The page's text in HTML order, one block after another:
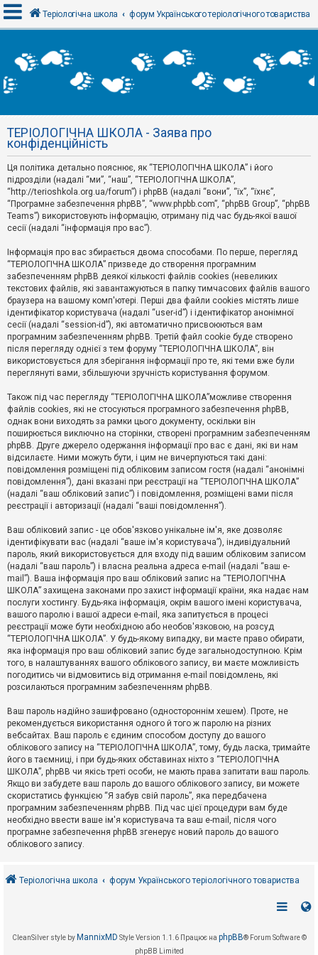
х
і
Р
е
с
т
р
а
ц
і
я
Т
е
м
и
б
е
з
в
і
д
о
і
д
е
й
А
т
и
в
е
м
и
П
о
ш
у
Д
о
м
о
г
Теріологічна школа форум Українського теріологічного товариства
ТЕРІОЛОГІЧНА ШКОЛА - Заява про
конфіденційність
Ця політика детально пояснює, як “ТЕРІОЛОГІЧНА ШКОЛА” і його
підрозділи (надалі “ми”, “наш”, “ТЕРІОЛОГІЧНА ШКОЛА”,
“http://terioshkola.org.ua/forum”) і phpBB (надалі “вони”, “їх”, “їхнє”,
“Програмне забезпечення phpBB”, “www.phpbb.com”, “phpBB Group”, “phpBB
Teams”) використовують інформацію, отриману під час будь-якої вашої
сесії (надалі “інформація про вас”).
Інформація про вас збирається двома способами. По перше, перегляд
“ТЕРІОЛОГІЧНА ШКОЛА” призведе до створення програмним
забезпеченням phpBB деякої кількості файлів cookies (невеликих
текстових файлів, які завантажуються в папку тимчасових файлів вашого
браузера на вашому комп'ютері. Перші два файли cookies містять лише
ідентифікатор користувача (надалі “user-id”) і ідентифікатор анонімної
сесії (надалі “session-id”), які автоматично присвоюються вам
програмним забезпеченням phpBB. Третій файл cookie буде створено
після перегляду однієї з тем форуму “ТЕРІОЛОГІЧНА ШКОЛА”, він
використовується для зберігання інформації про те, які теми вже були
переглянуті вами, збільшуючи зручність користування форумом.
Також під час перегляду “ТЕРІОЛОГІЧНА ШКОЛА”можливе створення
файлів cookies, які не стосуються програмного забезпечення phpBB,
однак вони виходять за рамки цього документу, оскільки він
поширюється виключно на сторінки, створені програмним забезпеченням
phpBB. Друге джерело одержання інформації про вас є дані, які ви нам
відсилаєте. Ними можуть бути, і цим не вичерпуються такі дані:
повідомлення розміщені під обліковим записом гостя (надалі “анонімні
повідомлення”), дані вказані при реєстрації на “ТЕРІОЛОГІЧНА ШКОЛА”
(надалі “ваш обліковий запис”) і повідомлення, розміщені вами після
реєстрації і авторизації (надалі “ваші повідомлення”).
Ваш обліковий запис - це обов'язково унікальне ім'я, яке дозволяє
ідентифікувати вас (надалі “ваше ім'я користувача”), індивідуальний
пароль, який використовується для входу під вашим обліковим записом
(надалі “ваш пароль”) і власна реальна адреса e-mail (надалі “ваш e-
mail”). Ваша інформація про ваш обліковий запис на “ТЕРІОЛОГІЧНА
ШКОЛА” захищена законами про захист інформації країни, яка надає нам
послуги хостингу. Будь-яка інформація, окрім вашого імені користувача,
вашого паролю і вашої адреси e-mail, яка запитується в процесі
реєстрації може бути необхідною або необов'язковою, на розсуд
“ТЕРІОЛОГІЧНА ШКОЛА”. У будь-якому випадку, ви маєте право обирати,
яка інформація про ваш обліковий запис буде загальнодоступною. Крім
того, в налаштуваннях вашого облікового запису, ви маєте можливість
погодитись чи відмовитись від отримання e-mail повідомлень, які
розсилаються програмним забезпеченням phpBB.
Ваш пароль надійно зашифровано (одностороннім хешем). Проте, не
рекомендується використання одного й того ж паролю на різних
вебсайтах. Ваш пароль є єдиним способом доступу до вашого
облікового запису на “ТЕРІОЛОГІЧНА ШКОЛА”, тому, будь ласка, тримайте
його в таємниці, і при будь-яких обставинах ніхто з “ТЕРІОЛОГІЧНА
ШКОЛА”, phpBB чи якісь треті особи, не мають права запитати ваш пароль.
Якщо ви забудете ваш пароль до вашого облікового запису, ви можете
скористатись функцією “Я забув свій пароль”, яка передбачена
програмним забезпеченням phpBB. Під час цієї процедури вам буде
необхідно ввести ваше ім'я користувача та ваш e-mail, після чого
програмне забезпечення phpBB згенерує новий пароль до вашого
облікового запису.
Теріологічна школа форум Українського теріологічного товариства
CleanSilver style by MannixMD Style Version 1.1.6 Працює на phpBB® Forum Software ©
phpBB Limited